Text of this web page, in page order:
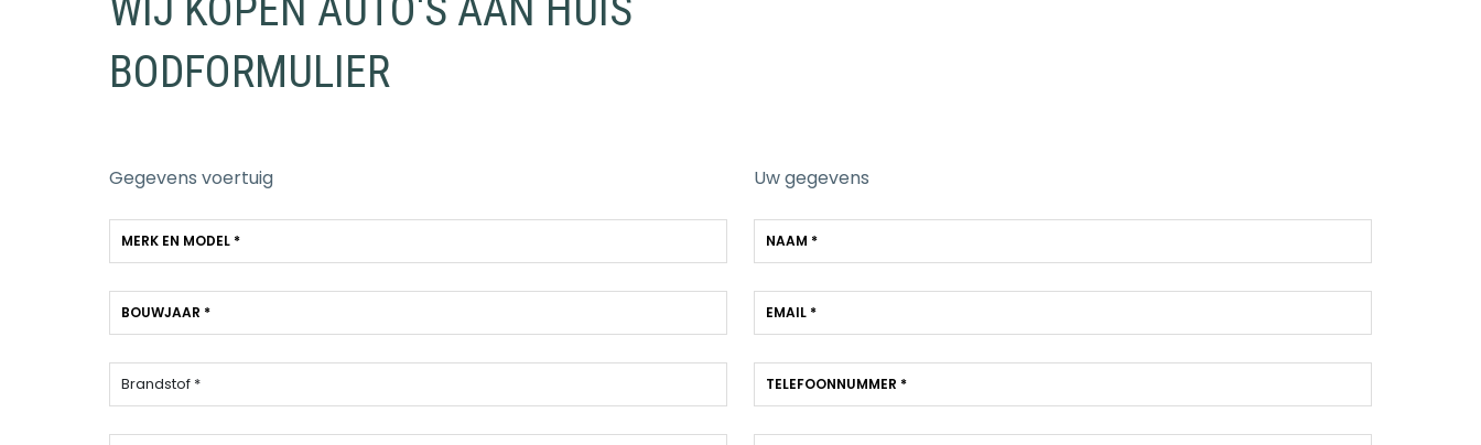
WIJ KOPEN AUTO'S AAN HUIS
BODFORMULIER
Gegevens voertuig Uw gegevens